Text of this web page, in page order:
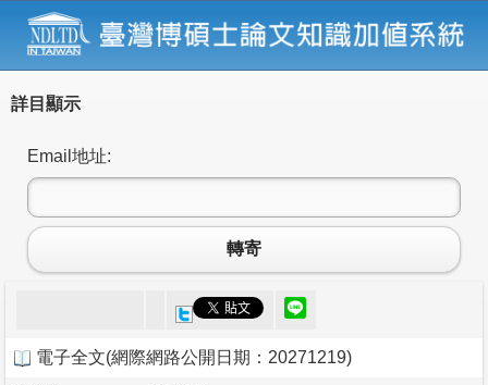
詳目顯示
Email地址:
轉寄
電子全文(網際網路公開日期：20271219)